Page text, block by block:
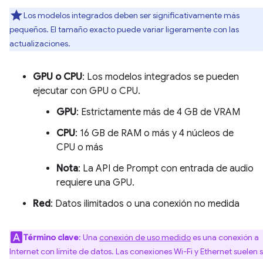
Los modelos integrados deben ser significativamente más
pequeños. El tamaño exacto puede variar ligeramente con las
actualizaciones.
GPU o CPU: Los modelos integrados se pueden
ejecutar con GPU o CPU.
GPU: Estrictamente más de 4 GB de VRAM
CPU: 16 GB de RAM o más y 4 núcleos de
CPU o más
Nota: La API de Prompt con entrada de audio
requiere una GPU.
Red: Datos ilimitados o una conexión no medida
Término clave: Una conexión de uso medidoes una conexión a
Internet con límite de datos. Las conexiones Wi-Fi y Ethernet suelen